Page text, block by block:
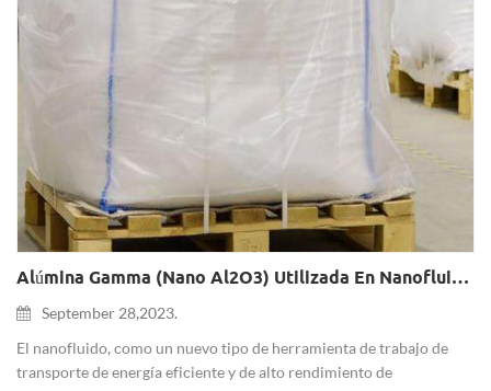
Alúmina Gamma (nano Al2O3) Utilizada En Nanofluidos
September 28,2023.
El nanofluido, como un nuevo tipo de herramienta de trabajo de
transporte de energía eficiente y de alto rendimiento de